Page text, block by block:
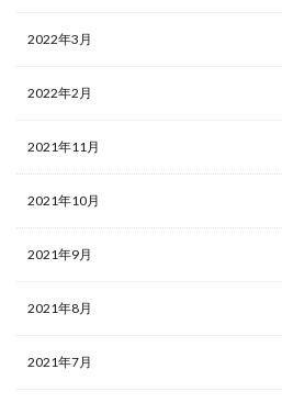
2022年3月
2022年2月
2021年11月
2021年10月
2021年9月
2021年8月
2021年7月